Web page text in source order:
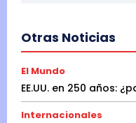
o
o
p
r
Otras Noticias
El Mundo
EE.UU. en 250 años:
Internacionales